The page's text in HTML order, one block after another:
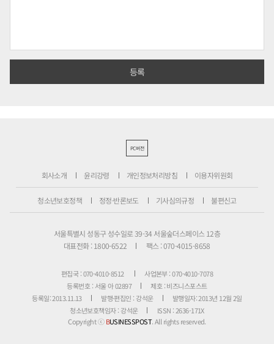
PC버전
회사소개 윤리강령 개인정보처리방침 이용자위원회
청소년보호정책 정정·반론보도 기사심의규정 불편신고
서울특별시 성동구 성수일로 39-34 서울숲더스페이스 12층
대표전화 : 1800-6522
팩스 : 070-4015-8658
편집국 : 070-4010-8512
사업본부 : 070-4010-7078
등록번호 : 서울 아 02897
제호 : 비즈니스포스트
등록일: 2013.11.13
발행·편집인 : 강석운
발행일자: 2013년 12월 2일
청소년보호책임자 : 강석운
ISSN : 2636-171X
Copyright ⓒBUSINESSPOST. All rights reserved.